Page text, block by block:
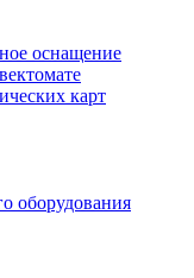
оснащение
карт
оборудования